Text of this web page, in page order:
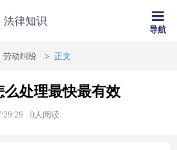
法律知识
导航
劳动纠纷 正文
么处理最快最有效
0人阅读